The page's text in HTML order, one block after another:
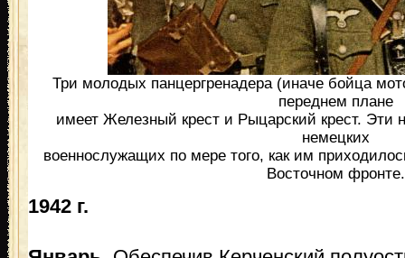
Три молодых панцергренадера (иначе бойца
переднем плане
имеет Железный крест и Рыцарский крест. Эти
немецких
военнослужащих по мере того, как им
Восточном фронте.
1942 г.